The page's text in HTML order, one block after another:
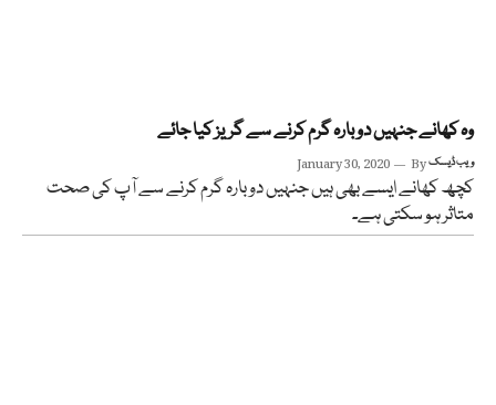
وہ کھانے جنہیں دوبارہ گرم کرنے سے گریز کیا جائے
January 30, 2020 Byویب ڈیسک
کچھ کھانے ایسے بھی ہیں جنہیں دوبارہ گرم کرنے سے آپ کی صحت
متاثر ہو سکتی ہے۔